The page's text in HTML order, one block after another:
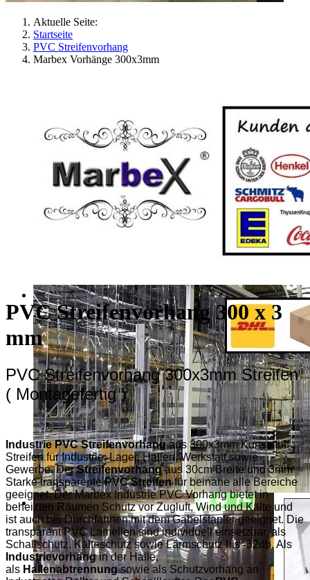
Aktuelle Seite:
Startseite
PVC Streifenvorhang
Marbex Vorhänge 300x3mm
PVC Streifenvorhang 300 x 3
mm
PVC Streifenvorhang 300x3mm Streifen
( Montagefertig )
Industrie PVC Streifenvorhangaus 300x3mm Kunststoff
Streifen für Industrie, Lager, Hallen, Werkstatt sowie
Gewerbe. DerStreifenvorhangaus 30cm Breite und 3mm
Starke transparentePVC Streifenfür beinahe alle Bereiche
geeignet. Der Marbex Industrie PVC Vorhang bietet in
beheizten Räumen Schutz vor Zugluft, Wind und Kälte und
ist auch bei Durchfahrten mit dem Gabelstapler geeignet. Die
transparent PVC Lamellen sind individuell einsetzbar, als
Schallschutz, Kälteschutz sowie Lärmschutz bis -32db. Als
Industrievorhangin der Halle,
als Hallenabtrennungsowie als Schutzvorhang an